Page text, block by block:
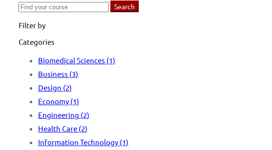
Search
Search
Filter by
Categories
Biomedical Sciences (1)
Business (3)
Design (2)
Economy (1)
Engineering (2)
Health Care (2)
Information Technology (1)